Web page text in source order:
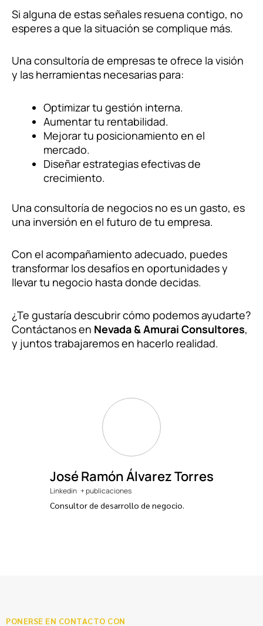
Si alguna de estas señales resuena contigo, no
esperes a que la situación se complique más.
Una consultoría de empresas te ofrece la visión
y las herramientas necesarias para:
Optimizar tu gestión interna.
Aumentar tu rentabilidad.
Mejorar tu posicionamiento en el
mercado.
Diseñar estrategias efectivas de
crecimiento.
Una consultoría de negocios no es un gasto, es
una inversión en el futuro de tu empresa.
Con el acompañamiento adecuado, puedes
transformar los desafíos en oportunidades y
llevar tu negocio hasta donde decidas.
¿Te gustaría descubrir cómo podemos ayudarte?
Contáctanos en Nevada & Amurai Consultores,
y juntos trabajaremos en hacerlo realidad.
José Ramón Álvarez Torres
Linkedin + publicaciones
Consultor de desarrollo de negocio.
PONERSE EN CONTACTO CON